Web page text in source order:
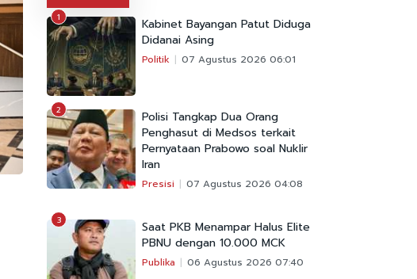
1
Kabinet Bayangan Patut Diduga
Didanai Asing
Politik 07 Agustus 2026 06:01
2
Polisi Tangkap Dua Orang
Penghasut di Medsos terkait
Pernyataan Prabowo soal Nuklir
Iran
Presisi 07 Agustus 2026 04:08
3
Saat PKB Menampar Halus Elite
PBNU dengan 10.000 MCK
Publika 06 Agustus 2026 07:40